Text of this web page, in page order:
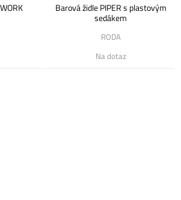
Barová židle PIPER s plastovým
sedákem
RODA
Na dotaz